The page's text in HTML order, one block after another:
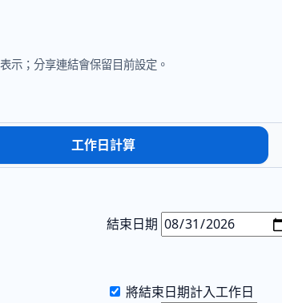
示；分享連結會保留目前設定。
工作日計算
結束日期
將結束日期計入工作日